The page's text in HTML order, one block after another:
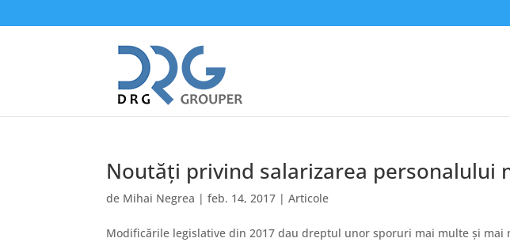
Noutăți privind salarizarea personalului
de Mihai Negrea |feb. 14, 2017 |Articole
Modificările legislative din 2017 dau dreptul unor sporuri mai multe și mai